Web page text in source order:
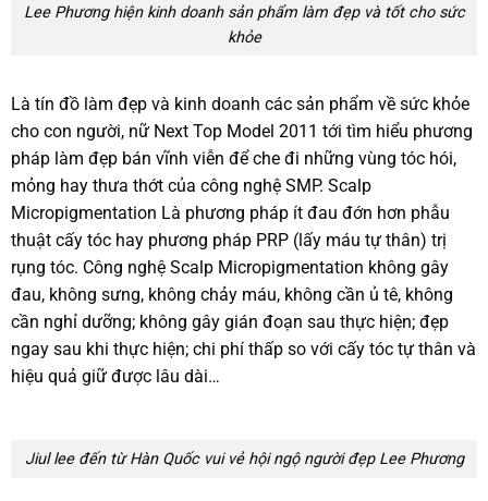
Lee Phương hiện kinh doanh sản phẩm làm đẹp và tốt cho sức
khỏe
Là tín đồ làm đẹp và kinh doanh các sản phẩm về sức khỏe
cho con người, nữ Next Top Model 2011 tới tìm hiểu phương
pháp làm đẹp bán vĩnh viễn để che đi những vùng tóc hói,
mỏng hay thưa thớt của công nghệ SMP. Scalp
Micropigmentation Là phương pháp ít đau đớn hơn phẫu
thuật cấy tóc hay phương pháp PRP (lấy máu tự thân) trị
rụng tóc. Công nghệ Scalp Micropigmentation không gây
đau, không sưng, không chảy máu, không cần ủ tê, không
cần nghỉ dưỡng; không gây gián đoạn sau thực hiện; đẹp
ngay sau khi thực hiện; chi phí thấp so với cấy tóc tự thân và
hiệu quả giữ được lâu dài…
Jiul lee đến từ Hàn Quốc vui vẻ hội ngộ người đẹp Lee Phương